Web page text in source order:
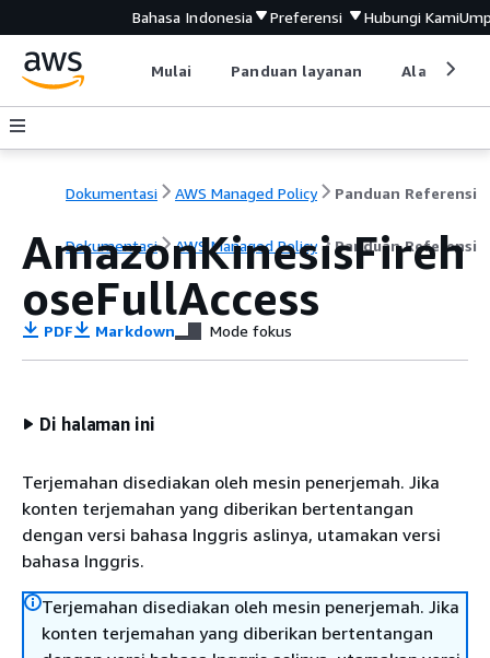
Bahasa Indonesia Preferensi Hubungi Kami
Mulai Panduan layanan Alat
Dokumentasi AWS Managed Policy Panduan Referensi
Dokumentasi AWS Managed Policy Panduan Referensi
AmazonKinesisFireh
oseFullAccess
PDF Markdown Mode fokus
Di halaman ini
Terjemahan disediakan oleh mesin penerjemah. Jika
konten terjemahan yang diberikan bertentangan
dengan versi bahasa Inggris aslinya, utamakan versi
bahasa Inggris.
Terjemahan disediakan oleh mesin penerjemah. Jika
konten terjemahan yang diberikan bertentangan